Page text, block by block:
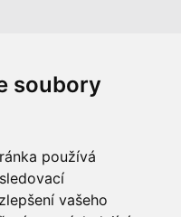
soubory
používá
vašeho